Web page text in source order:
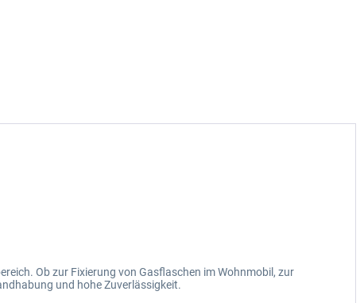
Ob zur Fixierung von Gasflaschen im Wohnmobil, zur
und hohe Zuverlässigkeit.